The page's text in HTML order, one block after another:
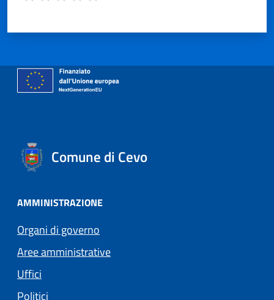
Comune di Cevo
AMMINISTRAZIONE
Organi di governo
Aree amministrative
Uffici
Politici